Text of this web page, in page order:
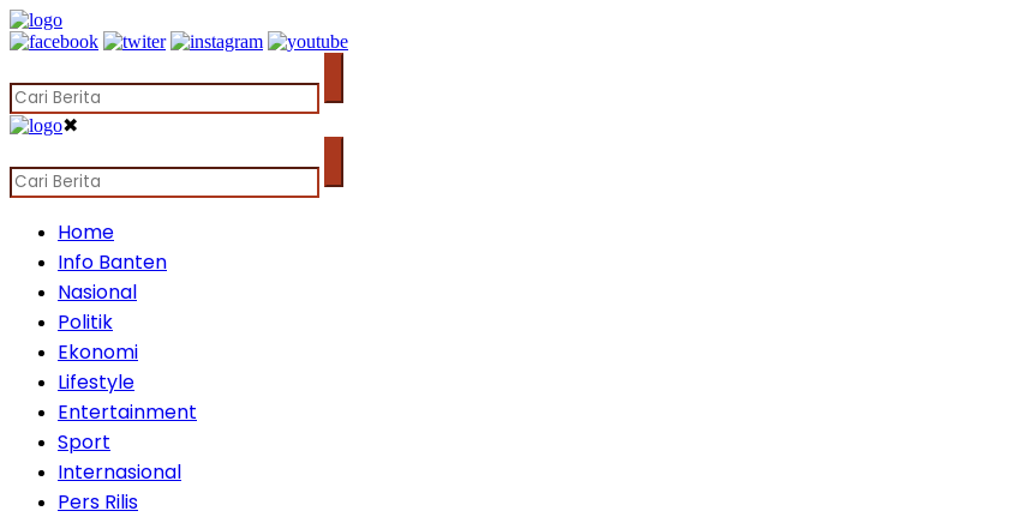
✖
Home
Info Banten
Nasional
Politik
Ekonomi
Lifestyle
Entertainment
Sport
Internasional
Pers Rilis